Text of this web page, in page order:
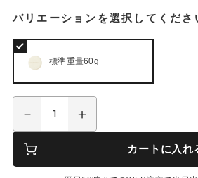
バリエーションを選択してくださ
標準重量60g
カートに入れ